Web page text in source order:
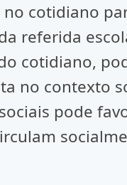
cotidiano
referida
cotidiano,
no contexto
pode